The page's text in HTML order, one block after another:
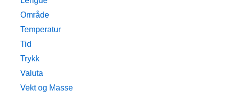
Område
Temperatur
Tid
Trykk
Valuta
Vekt og Masse